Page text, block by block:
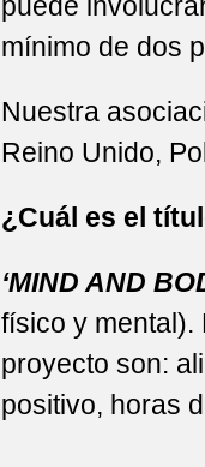
mínimo de dos
Nuestra
Reino Unido,
¿Cuál es el
‘MIND AND
físico y mental).
proyecto son:
positivo, horas